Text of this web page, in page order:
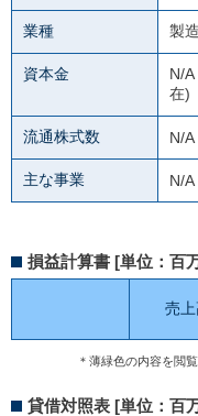
業種 製
資本金 N/A
在)
流通株式数 N/A
主な事業 N/A
損益計算書 [単位：百
売上
＊薄緑色の内容を閲
貸借対照表 [単位：百